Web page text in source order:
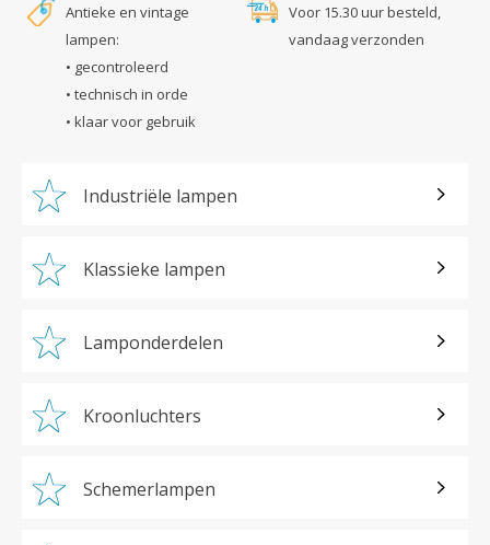
Antieke en vintage
lampen:
• gecontroleerd
• technisch in orde
• klaar voor gebruik
Voor 15.30 uur besteld,
vandaag verzonden
Industriële lampen
Klassieke lampen
Lamponderdelen
Kroonluchters
Schemerlampen